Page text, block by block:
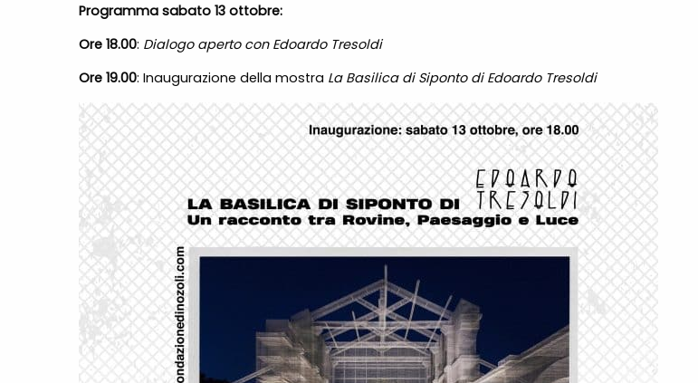
Programma sabato 13 ottobre:
Ore 18.00: Dialogo aperto con Edoardo Tresoldi
Ore 19.00: Inaugurazione della mostra La Basilica di Siponto di Edoardo Tresoldi